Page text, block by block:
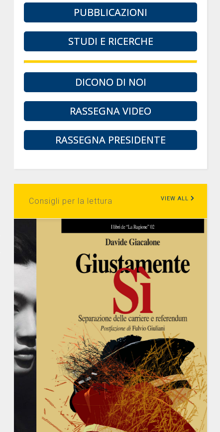
PUBBLICAZIONI
STUDI E RICERCHE
DICONO DI NOI
RASSEGNA VIDEO
RASSEGNA PRESIDENTE
Consigli per la lettura VIEW ALL